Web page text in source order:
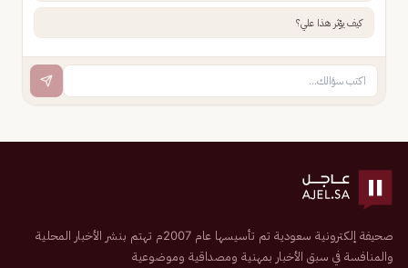
كيف يؤثر هذا علي؟
صحيفة إلكترونية سعودية تم تأسيسها عام 2007م تهتم بنشر الأخبار المحلية
والمنافسة في سبق الأخبار بمهنية ومصداقية وموضوعية